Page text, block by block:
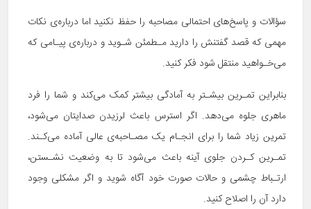
سؤالات و پاسخ‌های احتمالی مصاحبه را حفظ نکنید اما درباره‌ی نکات
مهمی که قصد گفتنش را دارید مـطمئن شـوید و درباره‌ی پیـامی که
می‌خـواهید منتقل شود فکر کنید.
بنابراین تمـرین بیشـتر به آمادگی بیشتر کمک می‌کند و شما را فرد
ماهری جلوه می‌دهد. اگر استرس باعث لرزیدن صدایتان می‌شود،
تمرین زیاد شما را برای انجـام یک مصـاحبه‌ی عالی آماده می‌کـند.
تمـرین کـردن جلوی آینه باعث می‌شود تا به وضعیت نشـستن،
ارتـباط چشمی و حالات صورت خود آگاه شوید و اگر مشکلی وجود
دارد آن را اصلاح کنید.